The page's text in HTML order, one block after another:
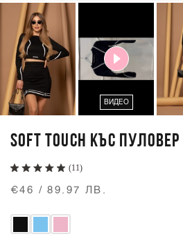
ВИДЕО
SOFT TOUCH КЪС ПУЛОВЕР
(11)
€46 / 89.97 ЛВ.